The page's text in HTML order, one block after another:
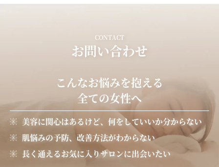
CONTACT
お問い合わせ
こんなお悩みを抱える
全ての女性へ
美容に関心はあるけど、何をしていいか分からない
肌悩みの予防、改善方法がわからない
長く通えるお気に入りサロンに出会いたい